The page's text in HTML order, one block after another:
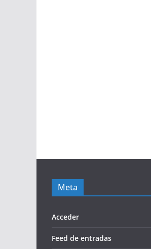
Meta
Acceder
Feed de entradas